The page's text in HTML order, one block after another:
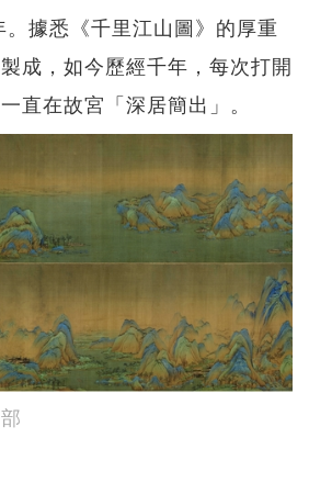
據悉《千里江山圖》的厚重
成，如今歷經千年，每次打開
直在故宮「深居簡出」。